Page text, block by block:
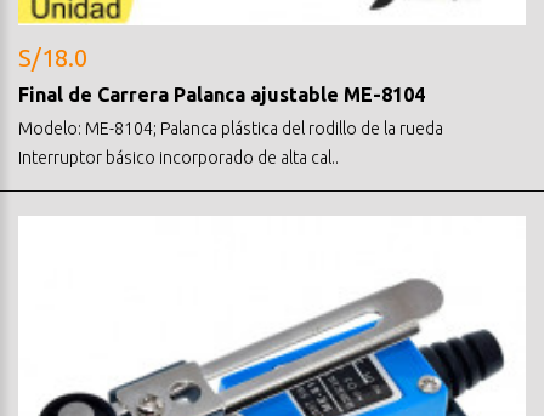
S/18.0
Final de Carrera Palanca ajustable ME-8104
Modelo: ME-8104; Palanca plástica del rodillo de la rueda
Interruptor básico incorporado de alta cal..